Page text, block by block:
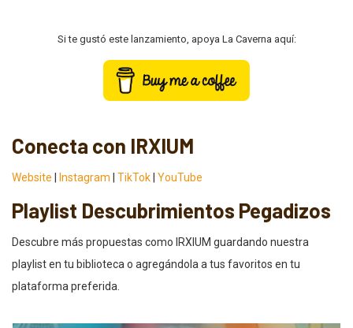
Si te gustó este lanzamiento, apoya La Caverna aquí:
Conecta con IRXIUM
Website Instagram TikTok YouTube
Playlist Descubrimientos Pegadizos
Descubre más propuestas como IRXIUM guardando nuestra
playlist en tu biblioteca o agregándola a tus favoritos en tu
plataforma preferida.